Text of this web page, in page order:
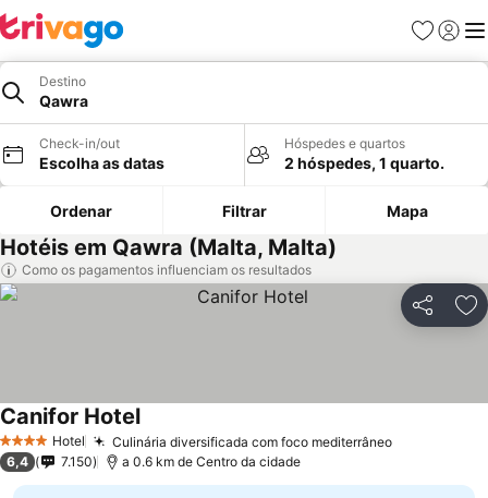
Favoritos
Iniciar
Destino
Qawra
Check-in/out
Escolha as datas
Hóspedes e quartos
2 hóspedes, 1 quarto.
Ordenar Filtrar Mapa
Hotéis em Qawra (Malta, Malta)
Como os pagamentos influenciam os resultados
Partilhar
4 EstrelasHotel Culinária diversificada com foco mediterrâneo
Canifor Hotel
6,4 7.150 a 0.6 km de Centro da cidade